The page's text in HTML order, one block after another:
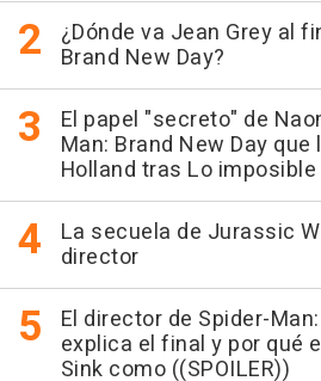
¿Dónde va Jean Grey al
Brand New Day?
El papel "secreto" de
Man: Brand New Day
Holland tras Lo imposible
La secuela de Jurassic
director
El director de Spider-
explica el final y por qué
Sink como ((SPOILER))